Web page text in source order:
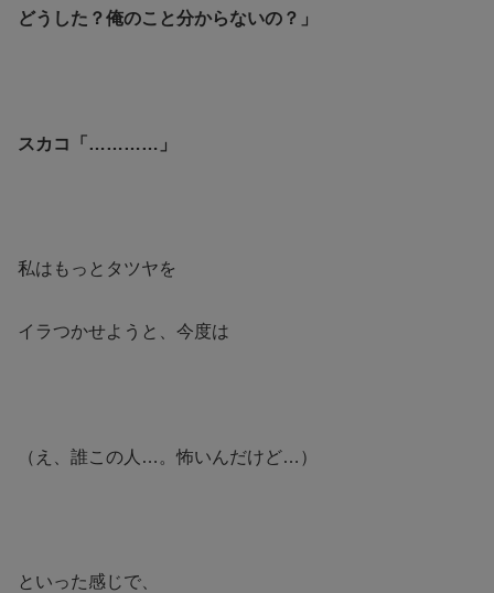
どうした？俺のこと分からないの？」
スカコ「…………」
私はもっとタツヤを
イラつかせようと、今度は
（え、誰この人…。怖いんだけど…）
といった感じで、